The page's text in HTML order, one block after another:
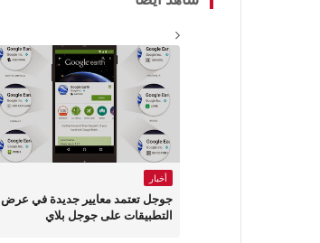
أخبار
جوجل تعتمد معايير جديدة في عرض
التطبيقات على جوجل بلاي